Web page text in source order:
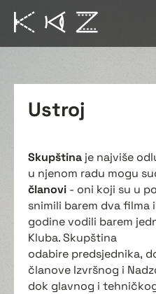
Ustroj
Skupština je najviše
u njenom radu mogu
članovi - oni koji su u
snimili barem dva filma
godine vodili barem
Kluba. Skupština
odabire predsjednika,
članove Izvršnog i
dok glavnog i